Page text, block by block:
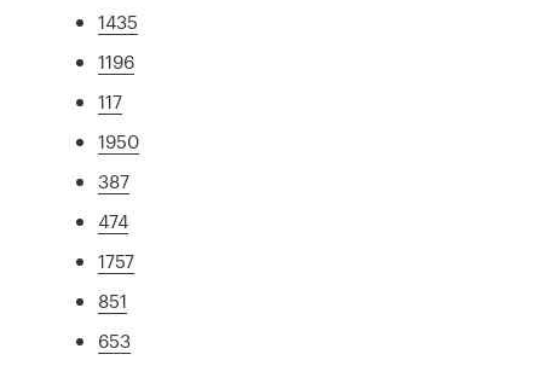
1435
1196
117
1950
387
474
1757
851
653